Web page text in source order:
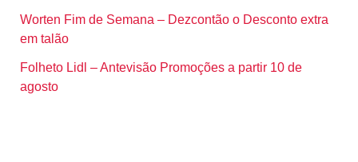
Worten Fim de Semana – Dezcontão o Desconto extra
em talão
Folheto Lidl – Antevisão Promoções a partir 10 de
agosto